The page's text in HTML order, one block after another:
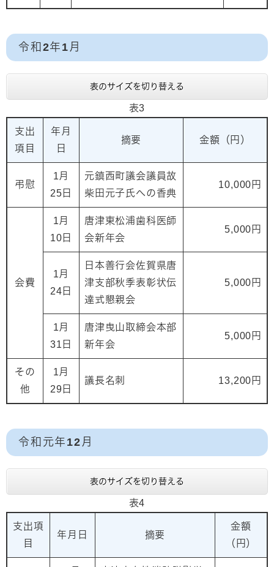
令和2年1月
表のサイズを切り替える
表3
支出
項目
年月
日
摘要 金額（円）
弔慰
1月
25日
元鎮西町議会議員故
柴田元子氏への香典
10,000円
会費
1月
10日
唐津東松浦歯科医師
会新年会
5,000円
1月
24日
日本善行会佐賀県唐
津支部秋季表彰状伝
達式懇親会
5,000円
1月
31日
唐津曳山取締会本部
新年会
5,000円
その
他
1月
29日
議長名刺 13,200円
令和元年12月
表のサイズを切り替える
表4
支出項
目
年月日 摘要
金額
（円）